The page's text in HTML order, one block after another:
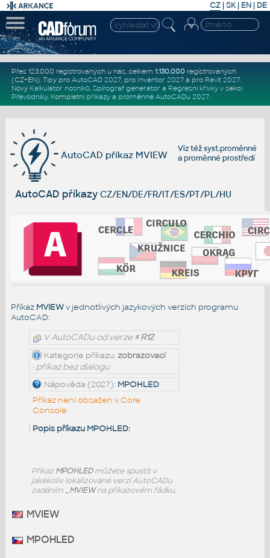
CZ | SK| EN | DE
Přes 123.000 registrovaných u nás, celkem 1.130.000registrovaných
(CZ+EN). Tipy pro AutoCAD 2027, pro Inventor 2027a pro Revit 2027.
Nový Kalkulátor nosníků, Spirograf generátor a Regresní křivkyv sekci
Převodníky. Kompletní příkazya proměnné AutoCADu 2027.
Viz téžsyst.proměnné
aproměnné prostředí
AutoCAD příkaz MVIEW
AutoCAD příkazy CZ/EN/DE/FR/IT/ES/PT/PL/HU
Příkaz MVIEWv jednotlivých jazykových verzích programu
AutoCAD:
V AutoCADu od verze≤ R12
Kategorie příkazu: zobrazovací
• příkaz bez dialogu
Nápověda (2027): MPOHLED
Příkaz není obsažen v Core
Console
Popis příkazu MPOHLED:
PříkazMPOHLEDmůžete spustit v
jakékoliv lokalizované verzi AutoCADu
zadáním _MVIEWna příkazovém řádku.
MVIEW
MPOHLED